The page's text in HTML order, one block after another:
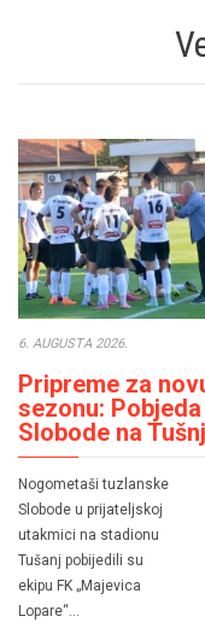
6. AUGUSTA 2026.
Pripreme za
sezonu: Pobjeda
Slobode na
Nogometaši tuzlanske
Slobode u prijateljskoj
utakmici na stadionu
Tušanj pobijedili su
ekipu FK „Majevica
Lopare“…